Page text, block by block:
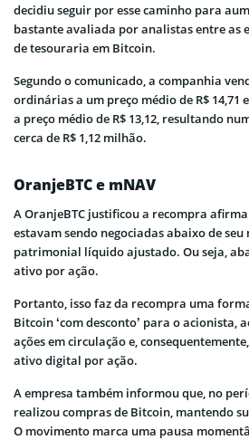
decidiu seguir por esse caminho para
bastante avaliada por analistas entre as
de tesouraria em Bitcoin.
Segundo o comunicado, a companhia
ordinárias a um preço médio de R$ 14,71
a preço médio de R$ 13,12, resultando
cerca de R$ 1,12 milhão.
OranjeBTC e mNAV
A OranjeBTC justificou a recompra
estavam sendo negociadas abaixo de
patrimonial líquido ajustado. Ou seja,
ativo por ação.
Portanto, isso faz da recompra uma
Bitcoin ‘com desconto’ para o acionista,
ações em circulação e,
ativo digital por ação.
A empresa também informou que, no
realizou compras de Bitcoin, mantendo
O movimento marca uma pausa